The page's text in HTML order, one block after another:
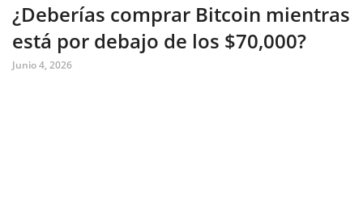
¿Deberías comprar Bitcoin mientras
está por debajo de los $70,000?
Junio 4, 2026